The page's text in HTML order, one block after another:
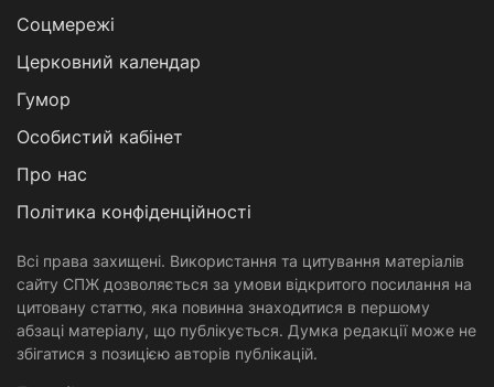
Соцмережі
Церковний календар
Гумор
Особистий кабінет
Про нас
Політика конфіденційності
Всі права захищені. Використання та цитування матеріалів
сайту СПЖ дозволяється за умови відкритого посилання на
цитовану статтю, яка повинна знаходитися в першому
абзаці матеріалу, що публікується. Думка редакції може не
збігатися з позицією авторів публікацій.